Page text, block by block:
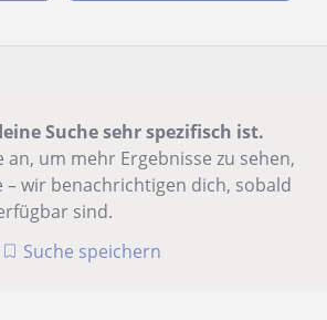
Suche sehr spezifisch ist.
an, um mehr Ergebnisse zu sehen,
– wir benachrichtigen dich, sobald
sind.
Suche speichern